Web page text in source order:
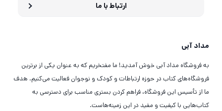
ارتباط با ما
مداد آبی
به فروشگاه مداد آبی خوش آمدید! ما مفتخریم که به عنوان یکی از برترین
فروشگاه‌های کتاب در حوزه ارتباطات و کودک و نوجوان فعالیت می‌کنیم. هدف
ما از تأسیس این فروشگاه، فراهم کردن بستری مناسب برای دسترسی به
کتاب‌هایی با کیفیت و مفید در این زمینه‌هاست.